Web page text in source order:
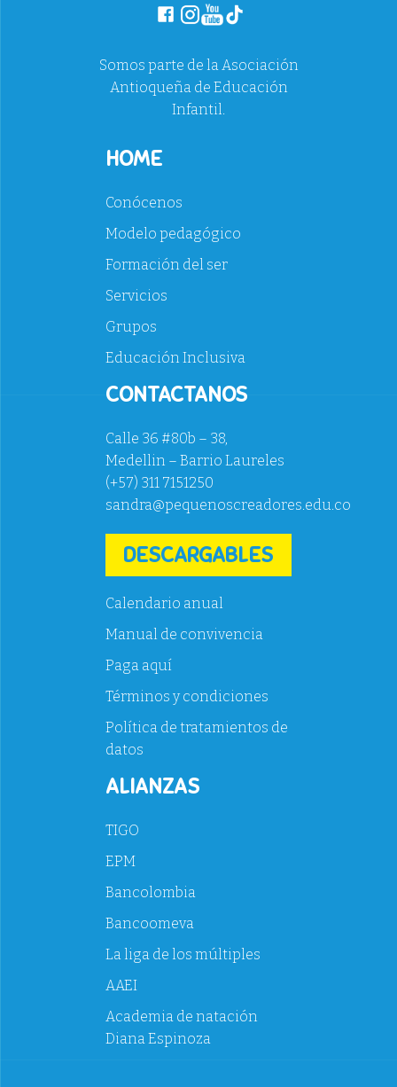
Somos parte de la Asociación
Antioqueña de Educación
Infantil.
HOME
Conócenos
Modelo pedagógico
Formación del ser
Servicios
Grupos
Educación Inclusiva
CONTACTANOS
Calle 36 #80b – 38,
Medellin – Barrio Laureles
(+57) 311 7151250
sandra@pequenoscreadores.edu.co
DESCARGABLES
Calendario anual
Manual de convivencia
Paga aquí
Términos y condiciones
Política de tratamientos de
datos
ALIANZAS
TIGO
EPM
Bancolombia
Bancoomeva
La liga de los múltiples
AAEI
Academia de natación
Diana Espinoza